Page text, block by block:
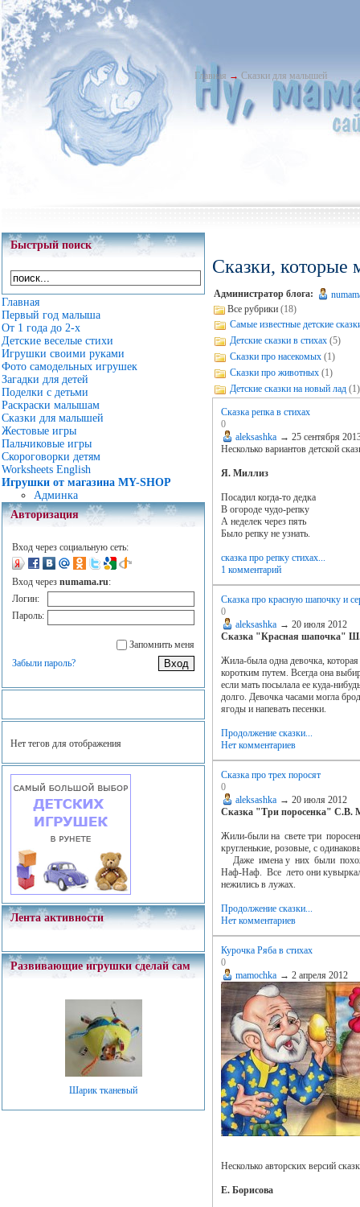
Главная → Сказки для малышей
Быстрый поиск
Главная
Первый год малыша
От 1 года до 2-х
Детские веселые стихи
Игрушки своими руками
Фото самодельных игрушек
Загадки для детей
Поделки с детьми
Раскраски малышам
Сказки для малышей
Жестовые игры
Пальчиковые игры
Скороговорки детям
Worksheets English
Игрушки от магазина MY-SHOP
Админка
Авторизация
Вход через социальную сеть:
Вход через numama.ru:
Логин:
Пароль:
Запомнить меня
Забыли пароль?
Нет тегов для отображения
Лента активности
Развивающие игрушки сделай сам
Шарик тканевый
Cказки, которые
Администратор блога:
Все рубрики (18)
Самые известные детские
Детские сказки в стихах (5)
Сказки про насекомых (1)
Сказки про животных (1)
Детские сказки на новый лад (1)
Cказка репка в стихах
0
aleksashka → 25 сентября
Несколько вариантов детской
Я. Миллиз
Посадил когда-то дедка
В огороде чудо-репку
А неделек через пять
Было репку не узнать.
сказка про репку стихах...
1 комментарий
Сказка про красную шапочку и
0
aleksashka → 20 июля 2012
Сказка "Красная шапочка"
Жила-была одна девочка,
коротким путем. Всегда она
если мать посылала ее куда-
долго. Девочка часами могла
ягоды и напевать песенки.
Продолжение сказки...
Нет комментариев
Сказка про трех поросят
0
aleksashka → 20 июля 2012
Сказка "Три поросенка" С.В.
Жили-были на свете три
кругленькие, розовые, с
Даже имена у них были
Наф-Наф. Все лето они
нежились в лужах.
Продолжение сказки...
Нет комментариев
Курочка Ряба в стихах
0
mamochka → 2 апреля 2012
Несколько авторских версий
Е. Борисова